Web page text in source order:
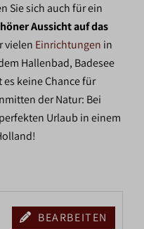
Sie sich auch für ein
Aussicht auf das
vielen Einrichtungen in
Hallenbad, Badesee
keine Chance für
der Natur: Bei
Urlaub in einem
BEARBEITEN